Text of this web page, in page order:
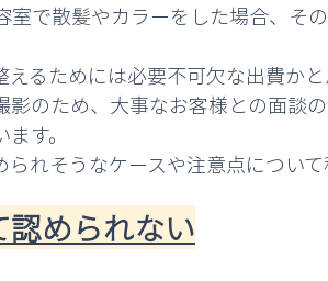
で散髪やカラーをした場合、そ
るためには必要不可欠な出費かと
のため、大事なお客様との面談
す。
れそうなケースや注意点につい
認められない